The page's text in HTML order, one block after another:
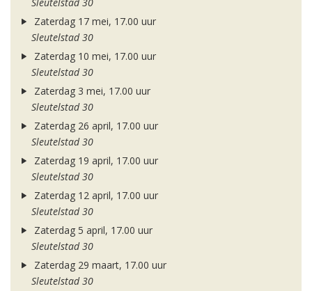
Sleutelstad 30
Zaterdag 17 mei, 17.00 uur
Sleutelstad 30
Zaterdag 10 mei, 17.00 uur
Sleutelstad 30
Zaterdag 3 mei, 17.00 uur
Sleutelstad 30
Zaterdag 26 april, 17.00 uur
Sleutelstad 30
Zaterdag 19 april, 17.00 uur
Sleutelstad 30
Zaterdag 12 april, 17.00 uur
Sleutelstad 30
Zaterdag 5 april, 17.00 uur
Sleutelstad 30
Zaterdag 29 maart, 17.00 uur
Sleutelstad 30